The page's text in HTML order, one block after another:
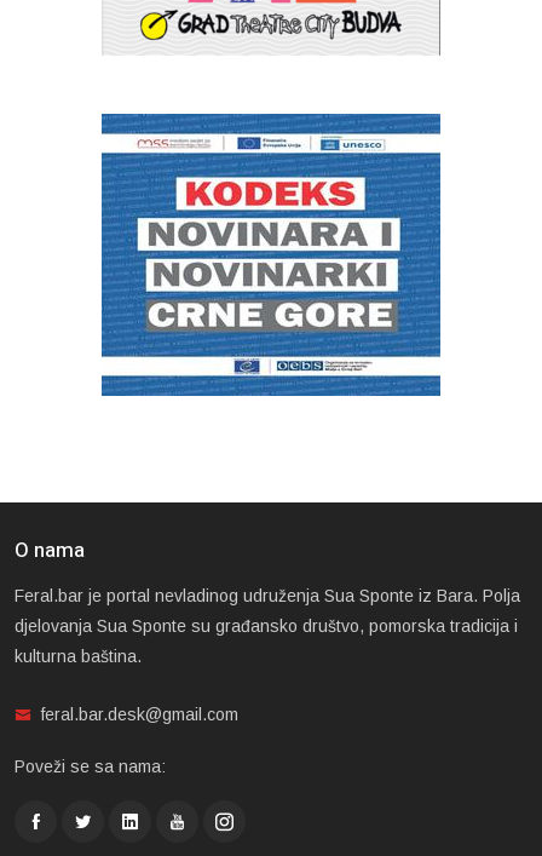
O nama
Feral.bar je portal nevladinog udruženja Sua Sponte iz Bara. Polja
djelovanja Sua Sponte su građansko društvo, pomorska tradicija i
kulturna baština.
feral.bar.desk@gmail.com
Poveži se sa nama: